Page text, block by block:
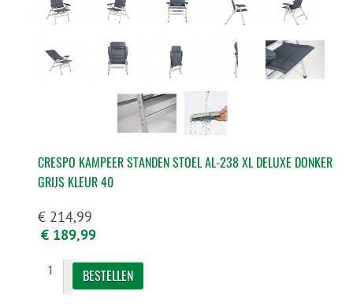
CRESPO KAMPEER STANDEN STOEL AL-238 XL DELUXE DONKER
GRIJS KLEUR 40
€ 214,99
€ 189,99